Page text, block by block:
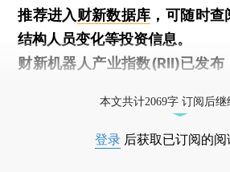
推荐进入财新数据库 ，可随时查
结构人员变化等投资信息。
财新机器人产业指数(RII)已发布
本文共计2069字 订阅后继
登录 后获取已订阅的阅